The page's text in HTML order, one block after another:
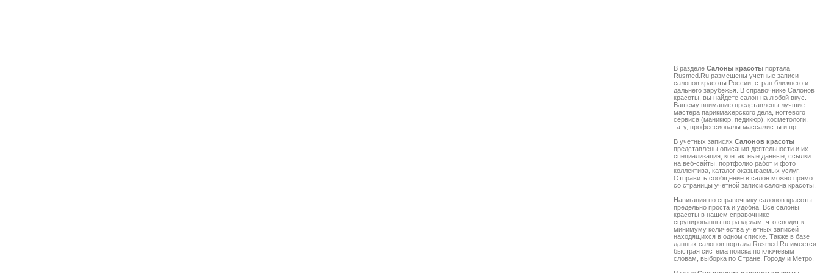
В разделе Салоны красоты портала
Rusmed.Ru размещены учетные записи
салонов красоты России, стран ближнего и
дальнего зарубежья. В справочнике Салонов
красоты, вы найдете салон на любой вкус.
Вашему вниманию представлены лучшие
мастера парикмахерского дела, ногтевого
сервиса (маникюр, педикюр), косметологи,
тату, профессионалы массажисты и пр.
В учетных записях Салонов красоты
представлены описания деятельности и их
специализация, контактные данные, ссылки
на веб-сайты, портфолио работ и фото
коллектива, каталог оказываемых услуг.
Отправить сообщение в салон можно прямо
со страницы учетной записи салона красоты.
Навигация по справочнику салонов красоты
предельно проста и удобна. Все салоны
красоты в нашем справочнике
сгрупированны по разделам, что сводит к
минимуму количества учетных записей
находящихся в одном списке. Также в базе
данных салонов портала Rusmed.Ru имеется
быстрая система поиска по ключевым
словам, выборка по Стране, Городу и Метро.